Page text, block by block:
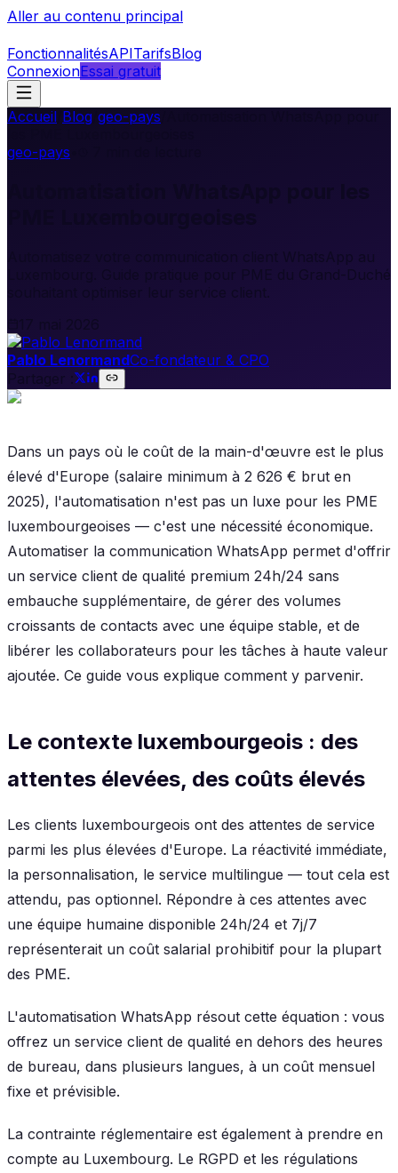
Aller au contenu principal
FonctionnalitésAPITarifsBlog
ConnexionEssai gratuit
Accueil Blog geo-pays
geo-pays
Automatisez votre communication client WhatsApp au
Luxembourg. Guide pratique pour PME du Grand-Duché
Pablo LenormandCo-fondateur & CPO
Partager :
Dans un pays où le coût de la main-d'œuvre est le plus
élevé d'Europe (salaire minimum à 2 626 € brut en
2025), l'automatisation n'est pas un luxe pour les PME
luxembourgeoises — c'est une nécessité économique.
Automatiser la communication WhatsApp permet d'offrir
un service client de qualité premium 24h/24 sans
embauche supplémentaire, de gérer des volumes
croissants de contacts avec une équipe stable, et de
libérer les collaborateurs pour les tâches à haute valeur
ajoutée. Ce guide vous explique comment y parvenir.
Le contexte luxembourgeois : des
attentes élevées, des coûts élevés
Les clients luxembourgeois ont des attentes de service
parmi les plus élevées d'Europe. La réactivité immédiate,
la personnalisation, le service multilingue — tout cela est
attendu, pas optionnel. Répondre à ces attentes avec
une équipe humaine disponible 24h/24 et 7j/7
représenterait un coût salarial prohibitif pour la plupart
des PME.
L'automatisation WhatsApp résout cette équation : vous
offrez un service client de qualité en dehors des heures
de bureau, dans plusieurs langues, à un coût mensuel
fixe et prévisible.
La contrainte réglementaire est également à prendre en
compte au Luxembourg. Le RGPD et les régulations